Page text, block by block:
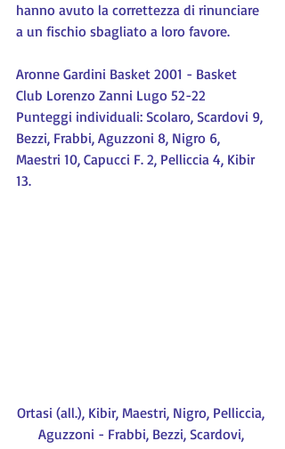
hanno avuto la correttezza di rinunciare
a un fischio sbagliato a loro favore.
Aronne Gardini Basket 2001 - Basket
Club Lorenzo Zanni Lugo 52-22
Punteggi individuali: Scolaro, Scardovi 9,
Bezzi, Frabbi, Aguzzoni 8, Nigro 6,
Maestri 10, Capucci F. 2, Pelliccia 4, Kibir
13.
Ortasi (all.), Kibir, Maestri, Nigro, Pelliccia,
Aguzzoni - Frabbi, Bezzi, Scardovi,